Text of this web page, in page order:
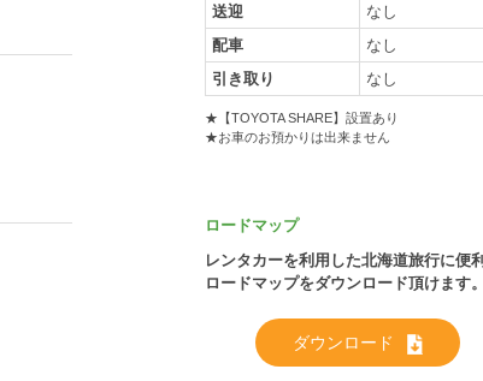
送迎
なし
配車
なし
引き取り
なし
★【TOYOTA SHARE】設置あり
★お車のお預かりは出来ません
ロードマップ
レンタカーを利用した北海道旅行に便
ロードマップをダウンロード頂けます。
ダウンロード